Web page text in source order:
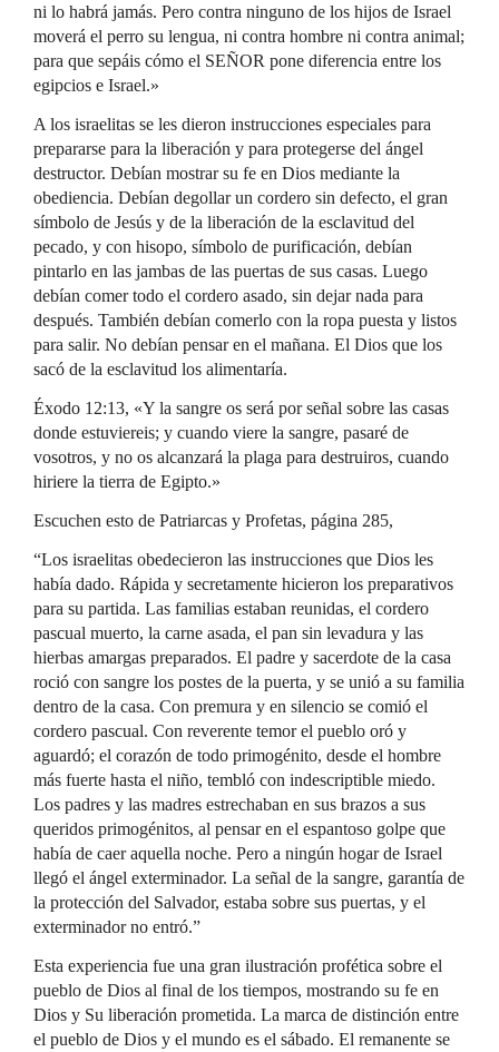
ni lo habrá jamás. Pero contra ninguno de los hijos de Israel
moverá el perro su lengua, ni contra hombre ni contra animal;
para que sepáis cómo el SEÑOR pone diferencia entre los
egipcios e Israel.»
A los israelitas se les dieron instrucciones especiales para
prepararse para la liberación y para protegerse del ángel
destructor. Debían mostrar su fe en Dios mediante la
obediencia. Debían degollar un cordero sin defecto, el gran
símbolo de Jesús y de la liberación de la esclavitud del
pecado, y con hisopo, símbolo de purificación, debían
pintarlo en las jambas de las puertas de sus casas. Luego
debían comer todo el cordero asado, sin dejar nada para
después. También debían comerlo con la ropa puesta y listos
para salir. No debían pensar en el mañana. El Dios que los
sacó de la esclavitud los alimentaría.
Éxodo 12:13, «Y la sangre os será por señal sobre las casas
donde estuviereis; y cuando viere la sangre, pasaré de
vosotros, y no os alcanzará la plaga para destruiros, cuando
hiriere la tierra de Egipto.»
Escuchen esto de Patriarcas y Profetas, página 285,
“Los israelitas obedecieron las instrucciones que Dios les
había dado. Rápida y secretamente hicieron los preparativos
para su partida. Las familias estaban reunidas, el cordero
pascual muerto, la carne asada, el pan sin levadura y las
hierbas amargas preparados. El padre y sacerdote de la casa
roció con sangre los postes de la puerta, y se unió a su familia
dentro de la casa. Con premura y en silencio se comió el
cordero pascual. Con reverente temor el pueblo oró y
aguardó; el corazón de todo primogénito, desde el hombre
más fuerte hasta el niño, tembló con indescriptible miedo.
Los padres y las madres estrechaban en sus brazos a sus
queridos primogénitos, al pensar en el espantoso golpe que
había de caer aquella noche. Pero a ningún hogar de Israel
llegó el ángel exterminador. La señal de la sangre, garantía de
la protección del Salvador, estaba sobre sus puertas, y el
exterminador no entró.”
Esta experiencia fue una gran ilustración profética sobre el
pueblo de Dios al final de los tiempos, mostrando su fe en
Dios y Su liberación prometida. La marca de distinción entre
el pueblo de Dios y el mundo es el sábado. El remanente se